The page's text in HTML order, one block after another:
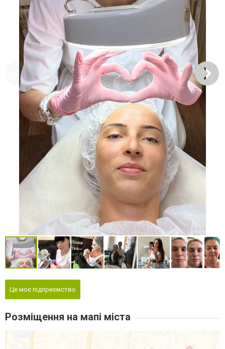
Це моє підприємство
Розміщення на мапі міста